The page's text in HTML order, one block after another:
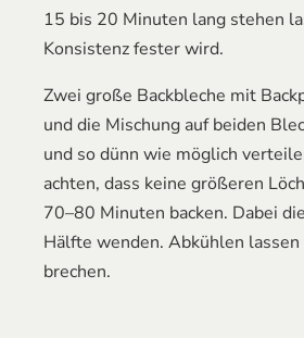
15 bis 20 Minuten lang stehen
Konsistenz fester wird.
Zwei große Backbleche mit
und die Mischung auf beiden
und so dünn wie möglich
achten, dass keine größeren
70–80 Minuten backen. Dabei
Hälfte wenden. Abkühlen lassen
brechen.